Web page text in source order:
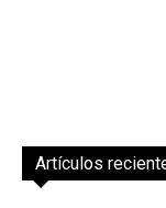
Artículos